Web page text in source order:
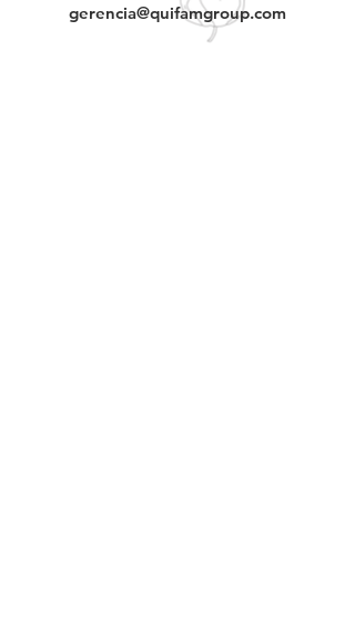
gerencia@quifamgroup.com